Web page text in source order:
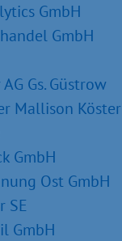
GmbH
GmbH
Gs. Güstrow
Mallison Köster
GmbH
Ost GmbH
SE
GmbH